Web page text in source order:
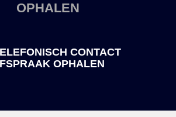
OPHALEN
CONTACT
OPHALEN